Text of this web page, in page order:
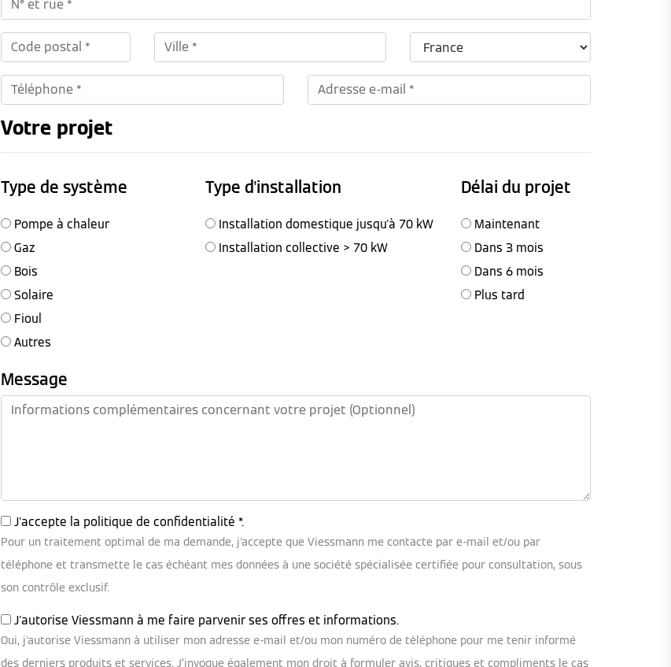
Votre projet
Type de système Type d'installation Délai du projet
Pompe à chaleur
Gaz
Bois
Solaire
Fioul
Autres
Installation domestique jusqu'à 70 kW
Installation collective > 70 kW
Maintenant
Dans 3 mois
Dans 6 mois
Plus tard
Message
J'accepte la politique de confidentialité *.
Pour un traitement optimal de ma demande, j'accepte que Viessmann me contacte par e-mail et/ou par
téléphone et transmette le cas échéant mes données à une société spécialisée certifiée pour consultation, sous
son contrôle exclusif.
J'autorise Viessmann à me faire parvenir ses offres et informations.
Oui, j'autorise Viessmann à utiliser mon adresse e-mail et/ou mon numéro de téléphone pour me tenir informé
des derniers produits et services. J’invoque également mon droit à formuler avis, critiques et compliments le cas